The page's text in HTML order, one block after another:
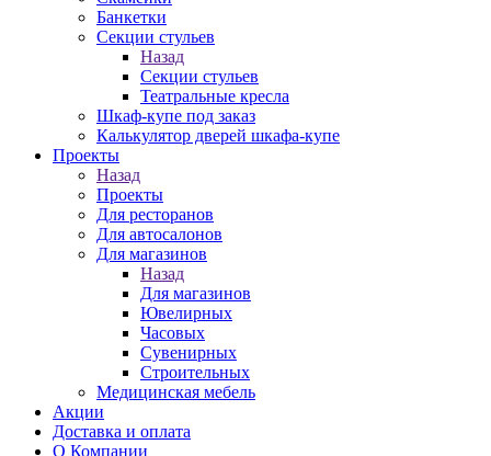
Банкетки
Секции стульев
Назад
Секции стульев
Театральные кресла
Шкаф-купе под заказ
Калькулятор дверей шкафа-купе
Проекты
Назад
Проекты
Для ресторанов
Для автосалонов
Для магазинов
Назад
Для магазинов
Ювелирных
Часовых
Сувенирных
Строительных
Медицинская мебель
Акции
Доставка и оплата
О Компании